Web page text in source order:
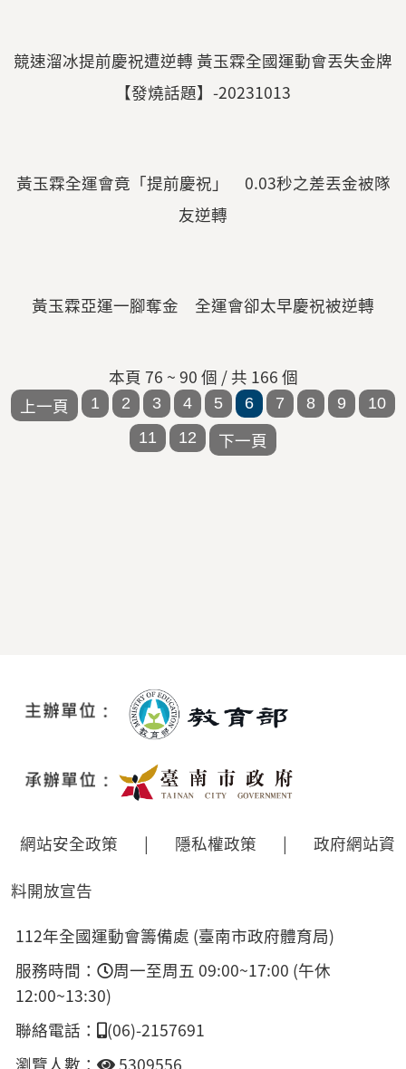
競速溜冰提前慶祝遭逆轉 黃玉霖全國運動會丟失金牌
【發燒話題】-20231013
黃玉霖全運會竟「提前慶祝」 0.03秒之差丟金被隊
友逆轉
黃玉霖亞運一腳奪金 全運會卻太早慶祝被逆轉
本頁 76 ~ 90 個 / 共 166 個
網站安全政策 | 隱私權政策 | 政府網站資
料開放宣告
112年全國運動會籌備處 (臺南市政府體育局)
服務時間：
周一至周五 09:00~17:00 (午休
12:00~13:30)
聯絡電話：
(06)-2157691
瀏覽人數：
5309556